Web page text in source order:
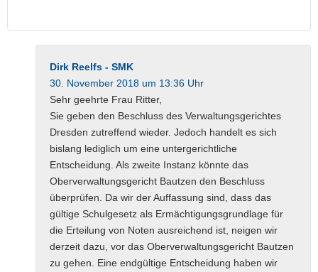
Dirk Reelfs - SMK
30. November 2018 um 13:36 Uhr
Sehr geehrte Frau Ritter,
Sie geben den Beschluss des Verwaltungsgerichtes
Dresden zutreffend wieder. Jedoch handelt es sich
bislang lediglich um eine untergerichtliche
Entscheidung. Als zweite Instanz könnte das
Oberverwaltungsgericht Bautzen den Beschluss
überprüfen. Da wir der Auffassung sind, dass das
gültige Schulgesetz als Ermächtigungsgrundlage für
die Erteilung von Noten ausreichend ist, neigen wir
derzeit dazu, vor das Oberverwaltungsgericht Bautzen
zu gehen. Eine endgültige Entscheidung haben wir